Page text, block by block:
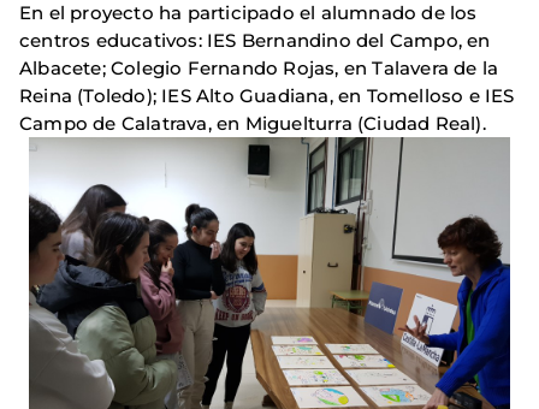
En el proyecto ha participado el alumnado de los
centros educativos: IES Bernandino del Campo, en
Albacete; Colegio Fernando Rojas, en Talavera de la
Reina (Toledo); IES Alto Guadiana, en Tomelloso e IES
Campo de Calatrava, en Miguelturra (Ciudad Real).